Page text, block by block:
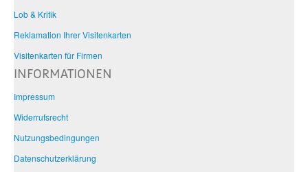
Lob & Kritik
Reklamation Ihrer Visitenkarten
Visitenkarten für Firmen
INFORMATIONEN
Impressum
Widerrufsrecht
Nutzungsbedingungen
Datenschutzerklärung